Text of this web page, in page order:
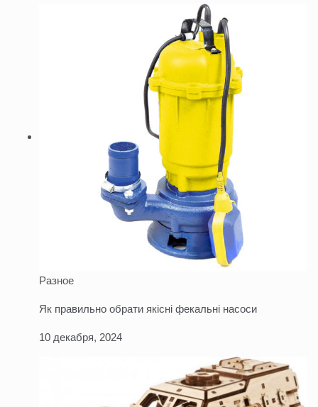
Разное
Як правильно обрати якісні фекальні насоси
10 декабря, 2024